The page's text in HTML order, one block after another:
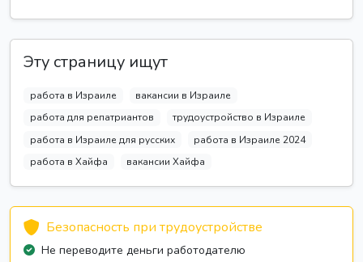
Эту страницу ищут
работа в Израиле
вакансии в Израиле
работа для репатриантов
трудоустройство в Израиле
работа в Израиле для русских
работа в Израиле 2024
работа в Хайфа
вакансии Хайфа
Безопасность при трудоустройстве
Не переводите деньги работодателю